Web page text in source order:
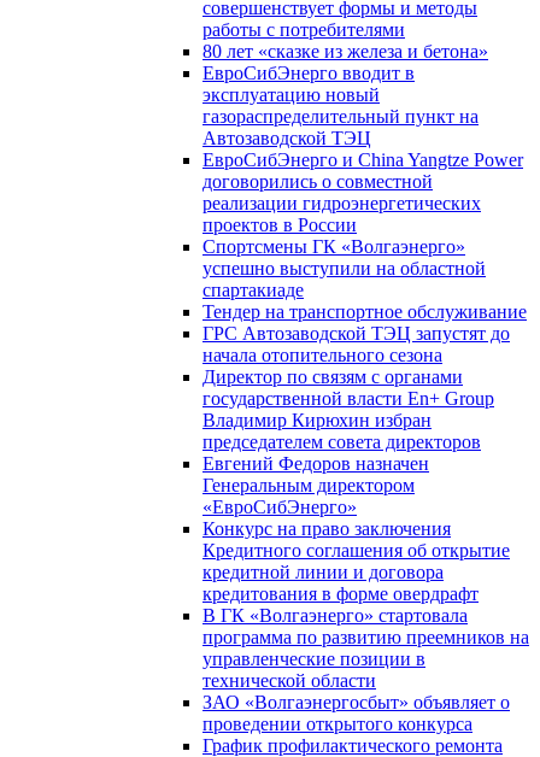
совершенствует формы и методы
работы с потребителями
80 лет «сказке из железа и бетона»
ЕвроСибЭнерго вводит в
эксплуатацию новый
газораспределительный пункт на
Автозаводской ТЭЦ
ЕвроСибЭнерго и China Yangtze Power
договорились о совместной
реализации гидроэнергетических
проектов в России
Спортсмены ГК «Волгаэнерго»
успешно выступили на областной
спартакиаде
Тендер на транспортное обслуживание
ГРС Автозаводской ТЭЦ запустят до
начала отопительного сезона
Директор по связям с органами
государственной власти En+ Group
Владимир Кирюхин избран
председателем совета директоров
Евгений Федоров назначен
Генеральным директором
«ЕвроСибЭнерго»
Конкурс на право заключения
Кредитного соглашения об открытие
кредитной линии и договора
кредитования в форме овердрафт
В ГК «Волгаэнерго» стартовала
программа по развитию преемников на
управленческие позиции в
технической области
ЗАО «Волгаэнергосбыт» объявляет о
проведении открытого конкурса
График профилактического ремонта